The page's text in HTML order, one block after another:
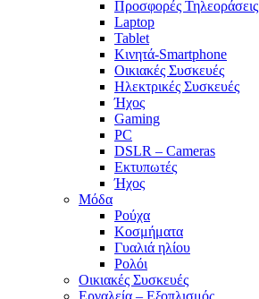
Προσφορές Τηλεοράσεις
Laptop
Tablet
Κινητά-Smartphone
Οικιακές Συσκευές
Hλεκτρικές Συσκευές
Ήχος
Gaming
PC
DSLR – Cameras
Εκτυπωτές
Ήχος
Μόδα
Ρούχα
Κοσμήματα
Γυαλιά ηλίου
Ρολόι
Οικιακές Συσκευές
Εργαλεία – Εξοπλισμός